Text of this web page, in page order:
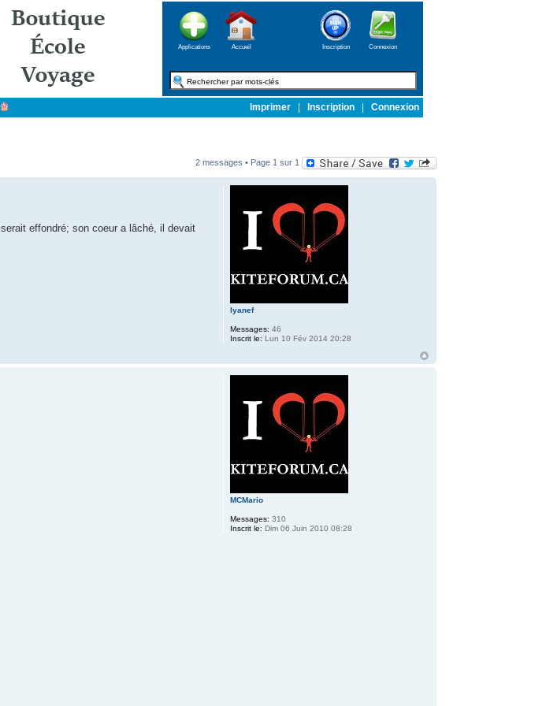
Applications Accueil Inscription Connexion
Imprimer Inscription Connexion
2 messages • Page 1 sur 1
effondré; son coeur a lâché, il devait
lyanef
Messages: 46
Inscrit le: Lun 10 Fév 2014 20:28
MCMario
Messages: 310
Inscrit le: Dim 06 Juin 2010 08:28